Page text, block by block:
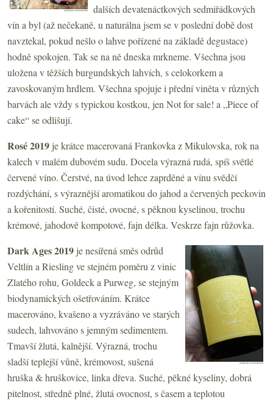
dalších devatenáctkových sedmiřádkových
vín a byl (až nečekaně, u naturálna jsem se v poslední době dost
navztekal, pokud nešlo o lahve pořízené na základě degustace)
hodně spokojen. Tak se na ně dneska mrkneme. Všechna jsou
uložena v těžších burgundských lahvích, s celokorkem a
zavoskovaným hrdlem. Všechna spojuje i přední viněta v různých
barvách ale vždy s typickou kostkou, jen Not for sale! a „Piece of
cake“ se odlišují.
Rosé 2019 je krátce macerovaná Frankovka z Mikulovska, rok na
kalech v malém dubovém sudu. Docela výrazná rudá, spíš světlé
červené víno. Čerstvé, na úvod lehce zaprděné a vínu svědčí
rozdýchání, s výraznější aromatikou do jahod a červených peckovin
a kořenitostí. Suché, čisté, ovocné, s pěknou kyselinou, trochu
krémové, jahodově kompotové, fajn délka. Veskrze fajn růžovka.
Dark Ages 2019 je nesířená směs odrůd
Veltlín a Riesling ve stejném poměru z vinic
Zlatého rohu, Goldeck a Purweg, se stejným
biodynamických ošetřováním. Krátce
macerováno, kvašeno a vyzráváno ve starých
sudech, lahvováno s jemným sedimentem.
Tmavší žlutá, kalnější. Výrazná, trochu
sladší teplejší vůně, krémovost, sušená
hruška & hruškovice, linka dřeva. Suché, pěkné kyseliny, dobrá
pitelnost, středně plné, žlutá ovocnost, s časem a teplotou